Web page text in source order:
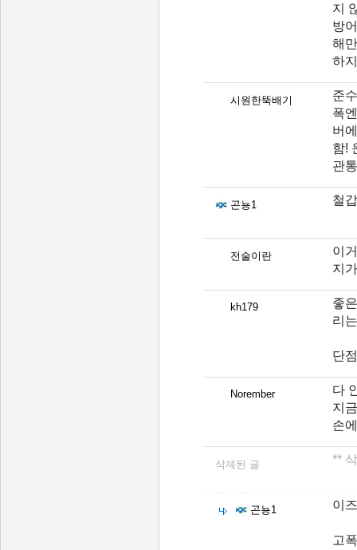
지
방
해
하
시원한뚝배기
준
폭
버
함!
관
곤뇽1 철
전술이란
이
지
kh179
좋
리
단
Norember
다
지
손
삭제된 글 **
곤뇽1 이
고